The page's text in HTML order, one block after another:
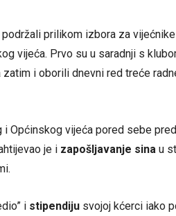
prilikom izbora za vijećnike
vijeća. Prvo su u saradnji s
zatim i oborili dnevni red treće
i Općinskog vijeća pored sebe
je i zapošljavanje sina u
i stipendiju svojoj kćerci iako